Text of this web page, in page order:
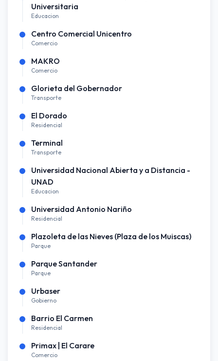
Universitaria
Educacion
Centro Comercial Unicentro
Comercio
MAKRO
Comercio
Glorieta del Gobernador
Transporte
El Dorado
Residencial
Terminal
Transporte
Universidad Nacional Abierta y a Distancia -
UNAD
Educacion
Universidad Antonio Nariño
Residencial
Plazoleta de las Nieves (Plaza de los Muiscas)
Parque
Parque Santander
Parque
Urbaser
Gobierno
Barrio El Carmen
Residencial
Primax | El Carare
Comercio